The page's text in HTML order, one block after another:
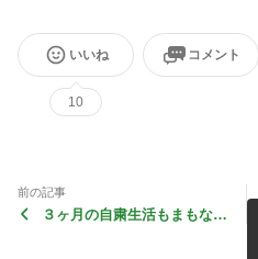
いいね
10
コメント
前の記事
３ヶ月の自粛生活もまもなく